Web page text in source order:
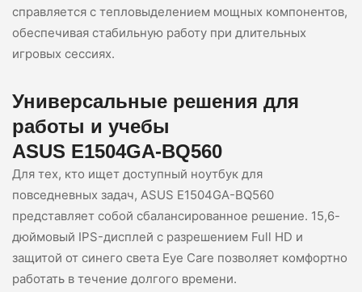
справляется с тепловыделением мощных компонентов,
обеспечивая стабильную работу при длительных
игровых сессиях.
Универсальные решения для
работы и учебы
ASUS E1504GA-BQ560
Для тех, кто ищет доступный ноутбук для
повседневных задач, ASUS E1504GA-BQ560
представляет собой сбалансированное решение. 15,6-
дюймовый IPS-дисплей с разрешением Full HD и
защитой от синего света Eye Care позволяет комфортно
работать в течение долгого времени.